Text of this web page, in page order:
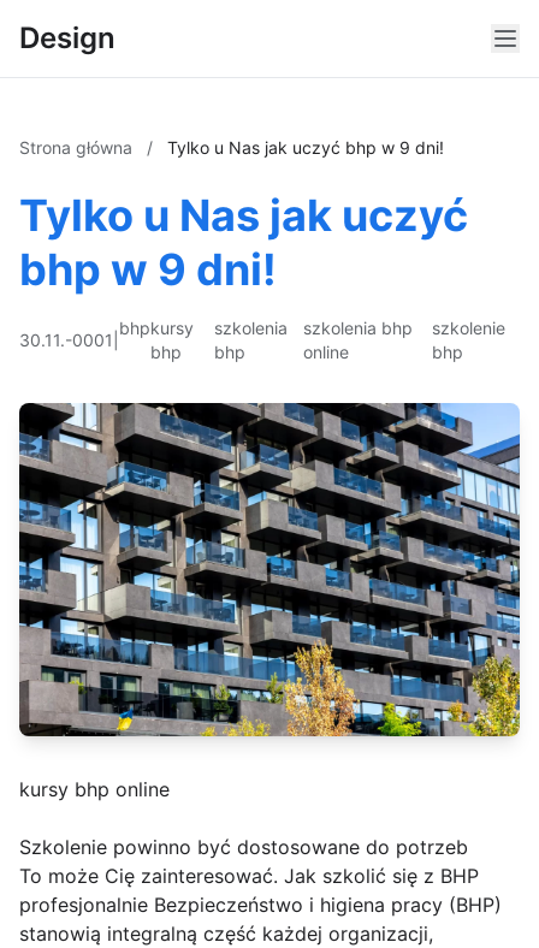
Design
Strona główna / Tylko u Nas jak uczyć bhp w 9 dni!
Tylko u Nas jak uczyć
bhp w 9 dni!
30.11.-0001
bhpkursy
bhp
szkolenia
bhp
szkolenia bhp
online
szkolenie
bhp
kursy bhp online
Szkolenie powinno być dostosowane do potrzeb
To może Cię zainteresować. Jak szkolić się z BHP
profesjonalnie Bezpieczeństwo i higiena pracy (BHP)
stanowią integralną część każdej organizacji,